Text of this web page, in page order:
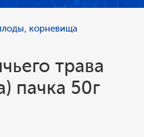
корневища
трава
пачка 50г